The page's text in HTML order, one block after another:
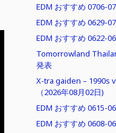
EDM おすすめ 0706-
EDM おすすめ 0629-
EDM おすすめ 0622-
Tomorrowland
発表
X-tra gaiden – 1990s
（2026年08月02日)
EDM おすすめ 0615-
EDM おすすめ 0608-